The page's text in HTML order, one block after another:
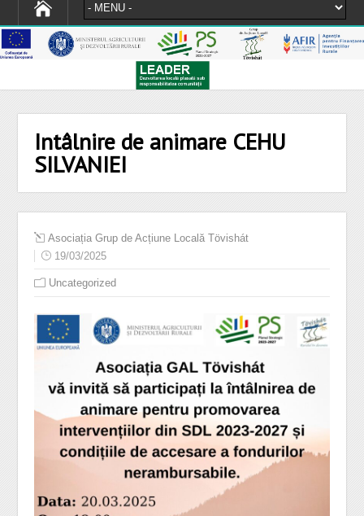
Intâlnire de animare CEHU
SILVANIEI
Asociația Grup de Acțiune Locală Tövishát
19/03/2025
Uncategorized